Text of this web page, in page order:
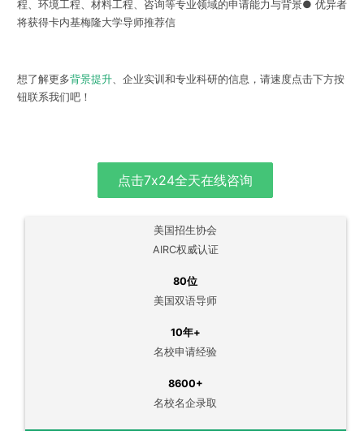
程、环境工程、材料工程、咨询等专业领域的申请能力与背景● 优异者
将获得卡内基梅隆大学导师推荐信
想了解更多背景提升、企业实训和专业科研的信息，请速度点击下方按
钮联系我们吧！
点击7x24全天在线咨询
美国招生协会
AIRC权威认证
80位
美国双语导师
10年+
名校申请经验
8600+
名校名企录取